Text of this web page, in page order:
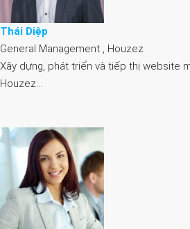
Thái Diệp
General Management , Houzez
Xây dựng, phát triển và tiếp thị website
Houzez…